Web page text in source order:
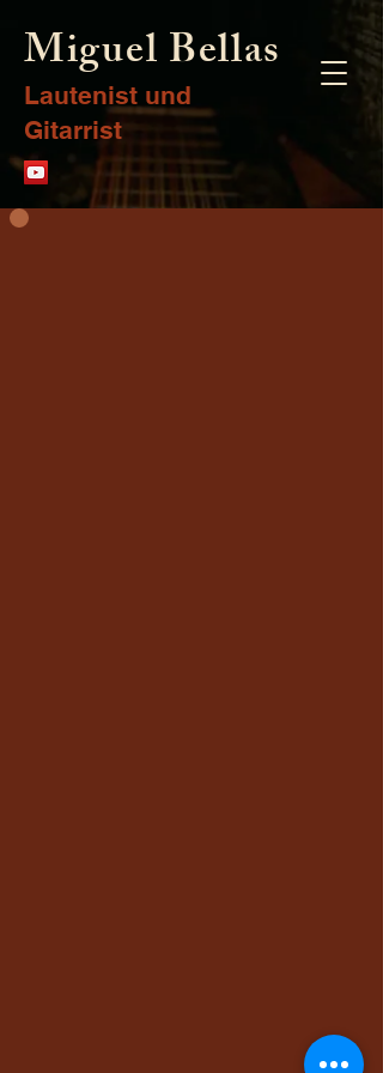
Miguel Bellas
Lautenist und
Gitarrist